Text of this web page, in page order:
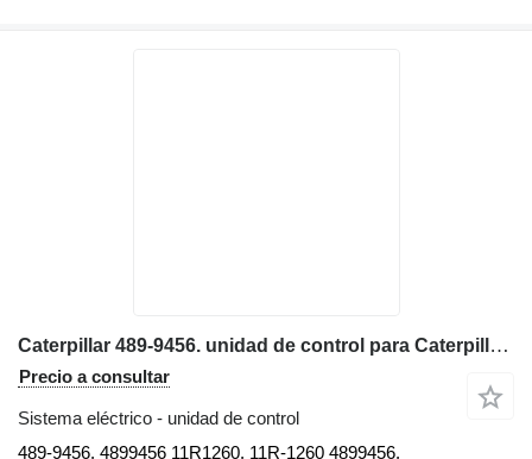
Caterpillar 489-9456. unidad de control para Caterpillar 320GC. 326GC. 320DL. 336 323 374 excavadora
Precio a consultar
Sistema eléctrico - unidad de control
489-9456. 4899456 11R1260. 11R-1260 4899456.